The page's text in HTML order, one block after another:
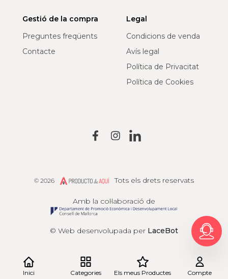
Gestió de la compra
Preguntes freqüents
Contacte
Legal
Condicions de venda
Avís legal
Política de Privacitat
Política de Cookies
© Web desenvolupada per LaceBot
Amb la col·laboració de
© 2026 Producto de AquíTots els drets reservats
Inici Categories Els meus Productes Compte